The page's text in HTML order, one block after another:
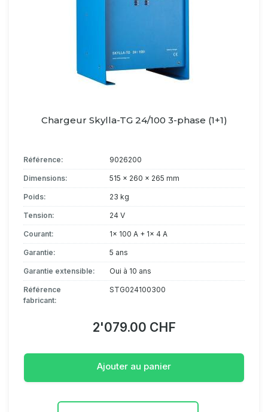
Chargeur Skylla-TG 24/100 3-phase (1+1)
Référence: 9026200
Dimensions: 515 x 260 x 265 mm
Poids: 23 kg
Tension: 24 V
Courant: 1x 100 A + 1x 4 A
Garantie: 5 ans
Garantie extensible: Oui à 10 ans
Référence
fabricant:
STG024100300
2'079.00 CHF
Ajouter au panier